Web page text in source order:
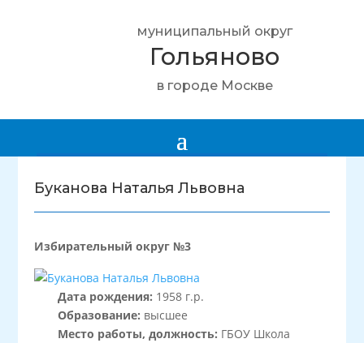
муниципальный округ
Гольяново
в городе Москве
Буканова Наталья Львовна
Избирательный округ №3
Дата рождения: 1958 г.р.
Образование: высшее
Место работы, должность: ГБОУ Школа